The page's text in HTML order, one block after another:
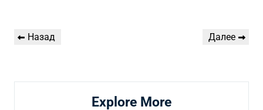
Навигация
Предыдущая
Назад
Следующая
Далее
Explore More